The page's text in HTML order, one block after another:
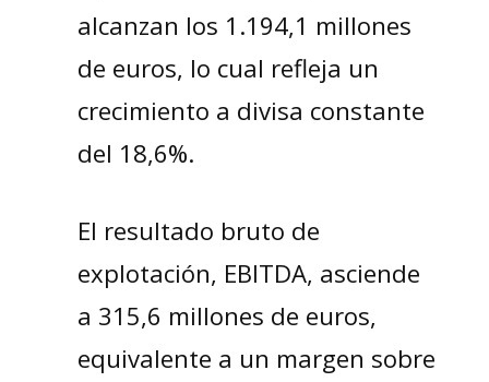
alcanzan los 1.194,1 millones
de euros, lo cual refleja un
crecimiento a divisa constante
del 18,6%.
El resultado bruto de
explotación, EBITDA, asciende
a 315,6 millones de euros,
equivalente a un margen sobre